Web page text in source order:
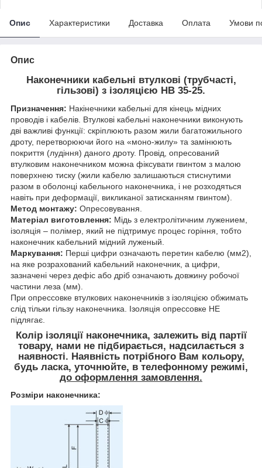
Опис Характеристики Доставка Оплата Умови
Опис
Наконечники кабельні втулкові (трубчасті,
гільзові) з ізоляцією HB 35-25.
Призначення: Накінечники кабельні для кінець мідних
проводів і кабелів. Втулкові кабельні наконечники виконують
дві важливі функції: скріплюють разом жили багатожильного
дроту, перетворюючи його на «моно-жилу» та замінюють
покриття (лудіння) даного дроту. Провід, опресований
втулковим наконечником можна фіксувати гвинтом з малою
поверхнею тиску (жили кабелю залишаються стиснутими
разом в оболонці кабельного наконечника, і не розходяться
навіть при деформації, викликаної затисканням гвинтом).
Метод монтажу: Опресовування.
Матеріал виготовлення: Мідь з електролітичним лужением,
ізоляція – полімер, який не підтримує процес горіння, тобто
наконечник кабельний мідний луженый.
Маркування: Перші цифри означають перетин кабелю (мм2),
на яке розрахований кабельний наконечник, а цифри,
зазначені через дефіс або дріб означають довжину робочої
частини леза (мм).
При опрессовке втулкових наконечників з ізоляцією обжимать
слід тільки гільзу наконечника. Ізоляція опрессовке НЕ
підлягає.
Колір ізоляції наконечника, залежить від партії
товару, нами не підбирається, надсилається з
наявності. Наявність потрібного Вам кольору,
будь ласка, уточнюйте, в телефонному режимі,
до оформлення замовлення.
Розміри наконечника: